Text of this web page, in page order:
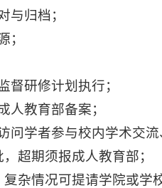
与归档；
；
研修计划执行；
教育部备案；
学者参与校内学术交流
超期须报成人教育部；
杂情况可提请学院或学